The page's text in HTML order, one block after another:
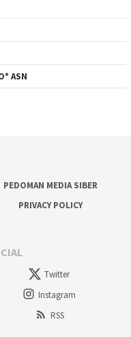
ASN
PEDOMAN MEDIA SIBER
PRIVACY POLICY
Twitter
Instagram
RSS